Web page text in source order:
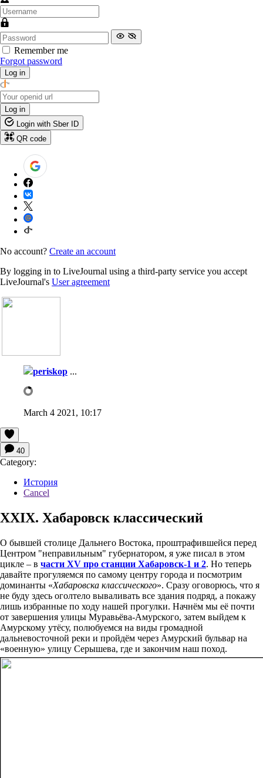
Remember me
Forgot password
Log in
Log in
Login with Sber ID
QR code
No account? Create an account
By logging in to LiveJournal using a third-party service you accept
LiveJournal's User agreement
periskop ...
March 4 2021, 10:17
40
Category:
История
Cancel
XXIX. Хабаровск классический
О бывшей столице Дальнего Востока, проштрафившейся перед
Центром "неправильным" губернатором, я уже писал в этом
цикле – в части XV про станции Хабаровск-1 и 2. Но теперь
давайте прогуляемся по самому центру города и посмотрим
доминанты «Хабаровска классического». Сразу оговорюсь, что я
не буду здесь оголтело вываливать все здания подряд, а покажу
лишь избранные по ходу нашей прогулки. Начнём мы её почти
от завершения улицы Муравьёва-Амурского, затем выйдем к
Амурскому утёсу, полюбуемся на виды громадной
дальневосточной реки и пройдём через Амурский бульвар на
«военную» улицу Серышева, где и закончим наш поход.